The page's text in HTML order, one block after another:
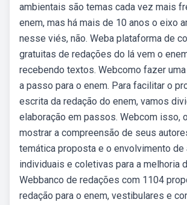
ambientais são temas cada vez mais
enem, mas há mais de 10 anos o eixo
nesse viés, não. Weba plataforma de
gratuitas de redações do lá vem o
recebendo textos. Webcomo fazer
a passo para o enem. Para facilitar o
escrita da redação do enem, vamos
elaboração em passos. Webcom isso,
mostrar a compreensão de seus
temática proposta e o envolvimento de
individuais e coletivas para a melhoria
Webbanco de redações com 1104
redação para o enem, vestibulares e